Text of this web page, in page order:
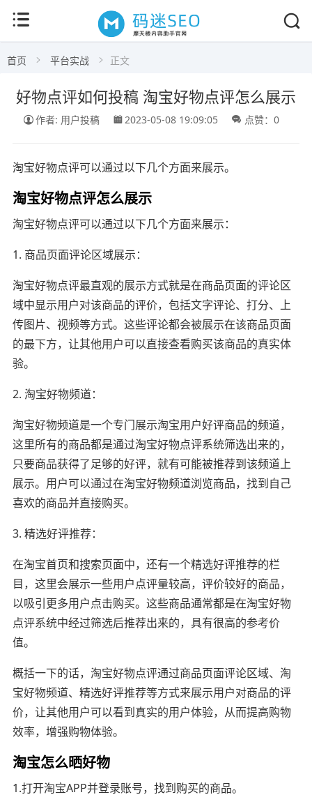
首页 平台实战 正文
好物点评如何投稿 淘宝好物点评怎么展示
作者: 用户投稿 2023-05-08 19:09:05 点赞：0
淘宝好物点评可以通过以下几个方面来展示。
淘宝好物点评怎么展示
淘宝好物点评可以通过以下几个方面来展示：
1. 商品页面评论区域展示：
淘宝好物点评最直观的展示方式就是在商品页面的评论区
域中显示用户对该商品的评价，包括文字评论、打分、上
传图片、视频等方式。这些评论都会被展示在该商品页面
的最下方，让其他用户可以直接查看购买该商品的真实体
验。
2. 淘宝好物频道：
淘宝好物频道是一个专门展示淘宝用户好评商品的频道，
这里所有的商品都是通过淘宝好物点评系统筛选出来的，
只要商品获得了足够的好评，就有可能被推荐到该频道上
展示。用户可以通过在淘宝好物频道浏览商品，找到自己
喜欢的商品并直接购买。
3. 精选好评推荐：
在淘宝首页和搜索页面中，还有一个精选好评推荐的栏
目，这里会展示一些用户点评量较高，评价较好的商品，
以吸引更多用户点击购买。这些商品通常都是在淘宝好物
点评系统中经过筛选后推荐出来的，具有很高的参考价
值。
概括一下的话，淘宝好物点评通过商品页面评论区域、淘
宝好物频道、精选好评推荐等方式来展示用户对商品的评
价，让其他用户可以看到真实的用户体验，从而提高购物
效率，增强购物体验。
淘宝怎么晒好物
1.打开淘宝APP并登录账号，找到购买的商品。